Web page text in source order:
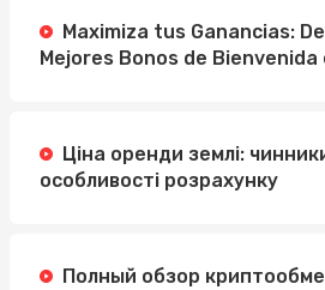
Maximiza tus Ganancias:
Mejores Bonos de Bienvenida
Ціна оренди землі:
особливості розрахунку
Полный обзор